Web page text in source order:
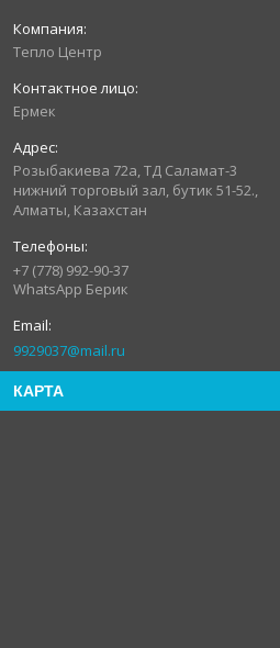
Тепло Центр
Ермек
Розыбакиева 72а, ТД Саламат-3
нижний торговый зал, бутик 51-52.,
Алматы, Казахстан
+7 (778) 992-90-37
WhatsApp Берик
9929037@mail.ru
КАРТА